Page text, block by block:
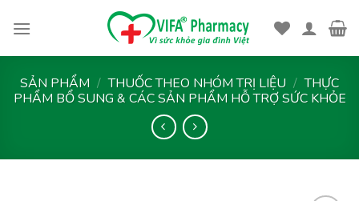
SẢN PHẨM / THUỐC THEO NHÓM TRỊ LIỆU / THỰC
PHẨM BỔ SUNG & CÁC SẢN PHẨM HỖ TRỢ SỨC KHỎE